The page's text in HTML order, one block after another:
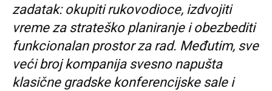
zadatak: okupiti rukovodioce, izdvojiti
vreme za strateško planiranje i obezbediti
funkcionalan prostor za rad. Međutim, sve
veći broj kompanija svesno napušta
klasične gradske konferencijske sale i